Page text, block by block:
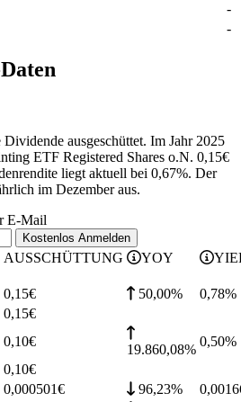
-
-
ausgeschüttet. Im Jahr 2025
ETF Registered Shares o.N. 0,15€
liegt aktuell bei 0,67%. Der
im Dezember aus.
E-Mail
Kostenlos Anmelden
AUSSCHÜTTUNG YOY
0,15€ 50,00% 0,78%
0,15€
0,10€
19.860,08%
0,50%
0,10€
0,000501€ 96,23%